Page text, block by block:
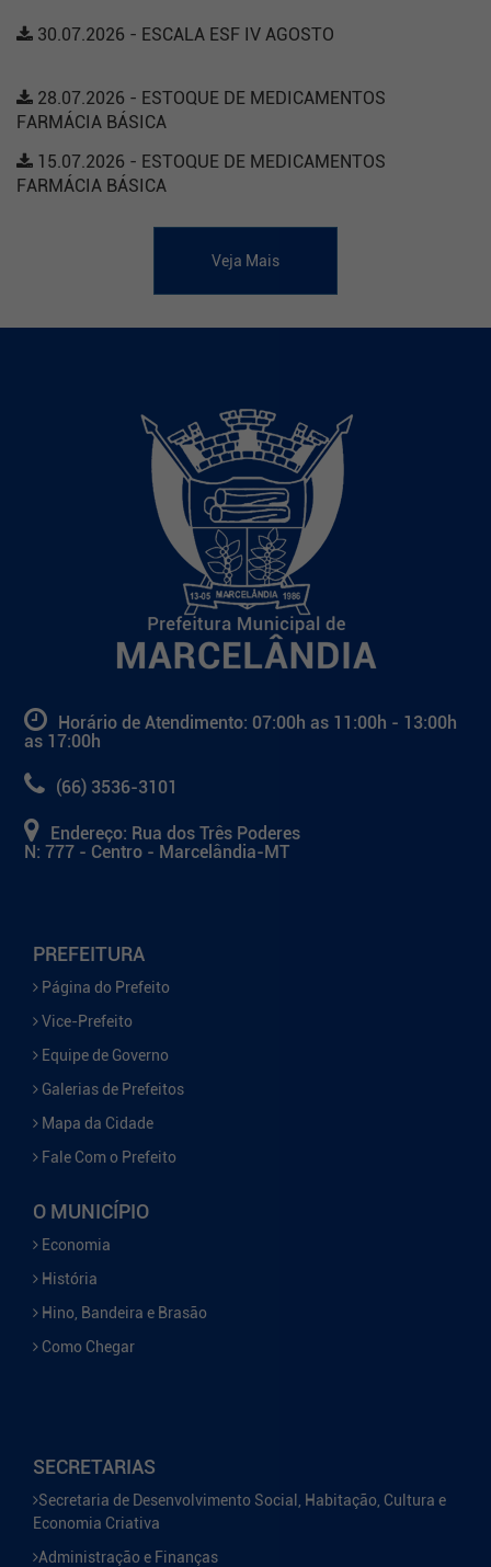
30.07.2026 - ESCALA ESF IV AGOSTO
28.07.2026 - ESTOQUE DE MEDICAMENTOS
FARMÁCIA BÁSICA
15.07.2026 - ESTOQUE DE MEDICAMENTOS
FARMÁCIA BÁSICA
Veja Mais
Horário de Atendimento: 07:00h as 11:00h - 13:00h
as 17:00h
(66) 3536-3101
Endereço: Rua dos Três Poderes
N: 777 - Centro - Marcelândia-MT
PREFEITURA
Página do Prefeito
Vice-Prefeito
Equipe de Governo
Galerias de Prefeitos
Mapa da Cidade
Fale Com o Prefeito
O MUNICÍPIO
Economia
História
Hino, Bandeira e Brasão
Como Chegar
SECRETARIAS
Secretaria de Desenvolvimento Social, Habitação, Cultura e
Economia Criativa
Administração e Finanças